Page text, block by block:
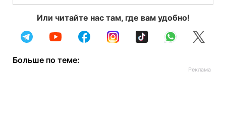
Или читайте нас там, где вам удобно!
Больше по теме: